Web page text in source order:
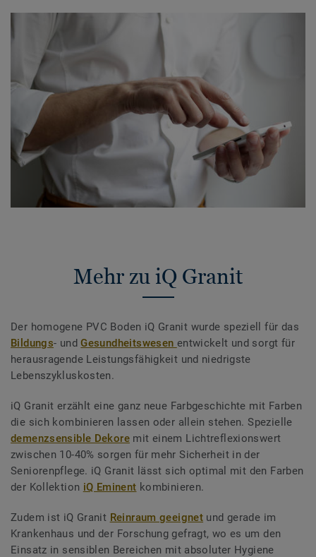
Mehr zu iQ Granit
Der homogene PVC Boden iQ Granit wurde speziell für das
Bildungs- undGesundheitswesen entwickelt und sorgt für
herausragende Leistungsfähigkeit und niedrigste
Lebenszykluskosten.
iQ Granit erzählt eine ganz neue Farbgeschichte mit Farben
die sich kombinieren lassen oder allein stehen. Spezielle
demenzsensible Dekoremit einem Lichtreflexionswert
zwischen 10-40% sorgen für mehr Sicherheit in der
Seniorenpflege. iQ Granit lässt sich optimal mit den Farben
der Kollektion iQ Eminent kombinieren.
Zudem ist iQ Granit Reinraum geeignet und gerade im
Krankenhaus und der Forschung gefragt, wo es um den
Einsatz in sensiblen Bereichen mit absoluter Hygiene